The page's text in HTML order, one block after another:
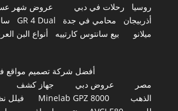
روسيا
رحلات في دبي
عروض شهر
أذربيجان
محامي في جدة GR 4 Dual
ميلانو
بيع سانتوس كارتييه أنواع البن
أفضل شركة تصميم مواقع
مصر
عروض دبي
جهاز كشف
الذهب
Minelab GPZ 8000
فيلل